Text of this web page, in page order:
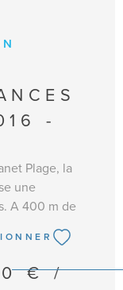
-
Plage, la
une
A 400 m de
vous
effort.
d'une
Ce joli
€ /